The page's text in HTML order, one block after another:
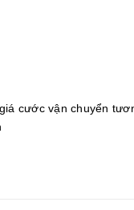
cước vận chuyển